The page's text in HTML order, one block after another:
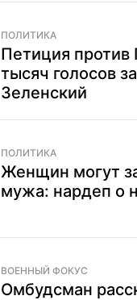
ПОЛИТИКА
Петиция против
тысяч голосов
Зеленский
ПОЛИТИКА
Женщин могут
мужа: нардеп о
ВОЕННЫЙ ФОКУС
Омбудсман